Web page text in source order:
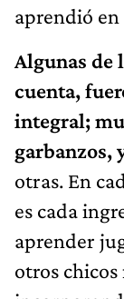
aprendió en
Algunas de
cuenta,
integral;
garbanzos,
otras. En
es cada
aprender
otros chicos